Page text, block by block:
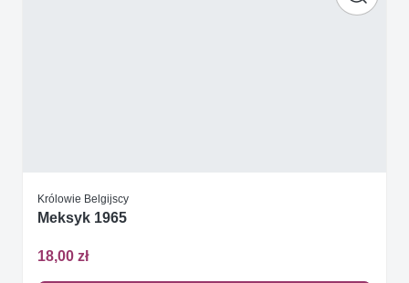
Królowie Belgijscy
Meksyk 1965
18,00 zł